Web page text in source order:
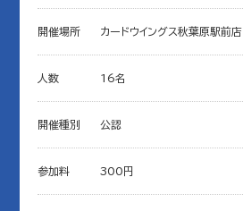
開催場所 カードウイングス秋葉原駅前店
人数 16名
開催種別 公認
参加料 300円